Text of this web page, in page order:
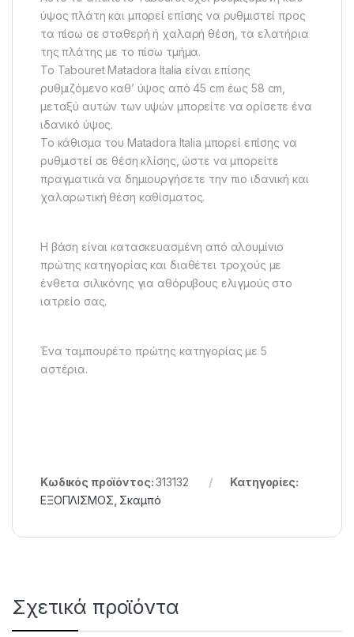
ύψος πλάτη και μπορεί επίσης να ρυθμιστεί προς
τα πίσω σε σταθερή ή χαλαρή θέση, τα ελατήρια
της πλάτης με το πίσω τμήμα.
Το Tabouret Matadora Italia είναι επίσης
ρυθμιζόμενο καθ’ ύψος από 45 cm έως 58 cm,
μεταξύ αυτών των υψών μπορείτε να ορίσετε ένα
ιδανικό ύψος.
Το κάθισμα του Matadora Italia μπορεί επίσης να
ρυθμιστεί σε θέση κλίσης, ώστε να μπορείτε
πραγματικά να δημιουργήσετε την πιο ιδανική και
χαλαρωτική θέση καθίσματος.
Η βάση είναι κατασκευασμένη από αλουμίνιο
πρώτης κατηγορίας και διαθέτει τροχούς με
ένθετα σιλικόνης για αθόρυβους ελιγμούς στο
ιατρείο σας.
Ένα ταμπουρέτο πρώτης κατηγορίας με 5
αστέρια.
Κωδικός προϊόντος:313132
Κατηγορίες:
ΕΞΟΠΛΙΣΜΟΣ Σκαμπό
Σχετικά προϊόντα